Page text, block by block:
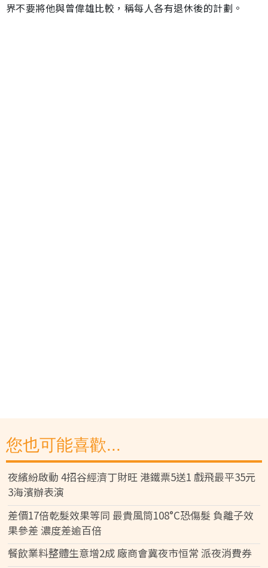
界不要將他與曾偉雄比較，稱每人各有退休後的計劃。
您也可能喜歡...
夜繽紛啟動 4招谷經濟丁財旺 港鐵票5送1 戲飛最平35元
3海濱辦表演
差價17倍乾髮效果等同 最貴風筒108°C恐傷髮 負離子效
果參差 濃度差逾百倍
餐飲業料整體生意增2成 廠商會冀夜市恒常 派夜消費券